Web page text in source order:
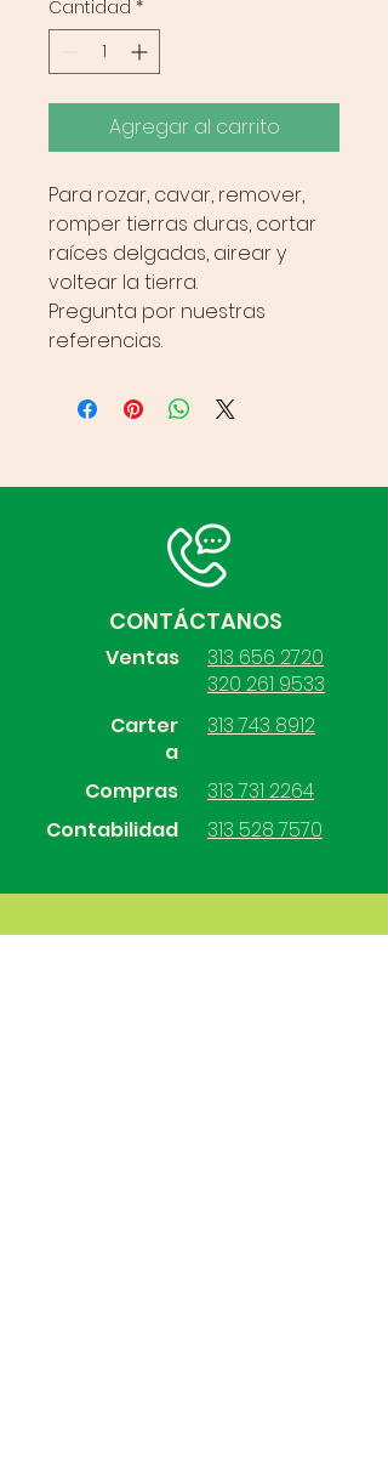
Cantidad *
Agregar al carrito
Para rozar, cavar, remover,
romper tierras duras, cortar
raíces delgadas, airear y
voltear la tierra.
Pregunta por nuestras
referencias.
CONTÁCTANOS
Ventas
313 656 2720
320 261 9533
Carter
a
Compras
Contabilidad
313 743 8912
313 731 2264
313 528 7570